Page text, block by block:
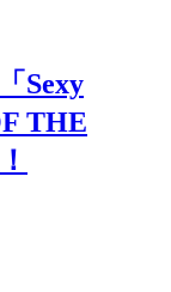
Sexy
THE